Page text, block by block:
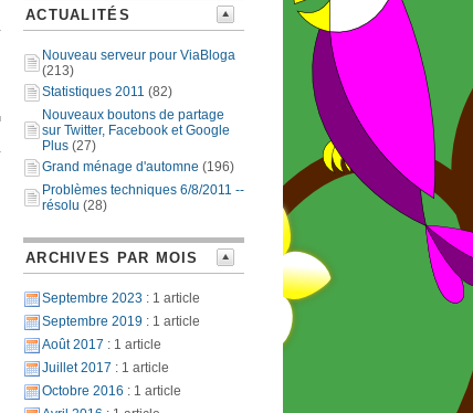
ACTUALITÉS
Nouveau serveur pour ViaBloga
(213)
Statistiques 2011 (82)
Nouveaux boutons de partage
sur Twitter, Facebook et Google
Plus (27)
Grand ménage d'automne (196)
Problèmes techniques 6/8/2011 --
résolu (28)
ARCHIVES PAR MOIS
Septembre 2023 : 1 article
Septembre 2019 : 1 article
Août 2017 : 1 article
Juillet 2017 : 1 article
Octobre 2016 : 1 article